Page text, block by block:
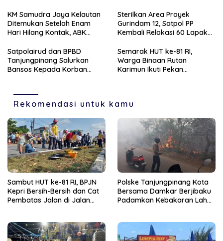
Tanjungpinang
KM Samudra Jaya Kelautan
Ditemukan Setelah Enam
Hari Hilang Kontak, ABK
Sterilkan Area Proyek
Gurindam 12, Satpol PP
Kembali Relokasi 60 Lapak
Satpolairud dan BPBD
Tanjungpinang Salurkan
Bansos Kepada Korban
Semarak HUT ke-81 RI,
Warga Binaan Rutan
Karimun Ikuti Pekan
Rekomendasi untuk kamu
Sambut HUT ke-81 RI, BPJN
Kepri Bersih-Bersih dan Cat
Pembatas Jalan di Jalan
Polske Tanjungpinang Kota
Bersama Damkar Berjibaku
Padamkan Kebakaran Lahan